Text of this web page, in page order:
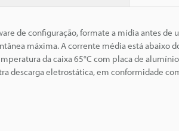
de configuração, formate a mídia antes de
máxima. A corrente média está abaixo
da caixa 65°C com placa de
descarga eletrostática, em conformidade